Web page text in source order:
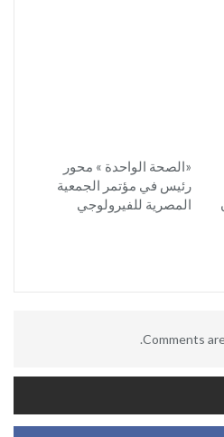
«الصحة الواحدة » محور
رئيس في مؤتمر الجمعية
المصرية للفيرولوجي
Comments